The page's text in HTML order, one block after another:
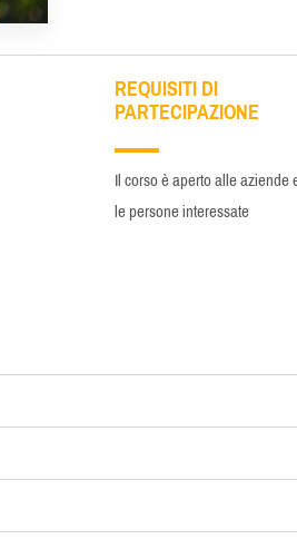
REQUISITI DI
PARTECIPAZIONE
Il corso è aperto alle aziende
le persone interessate